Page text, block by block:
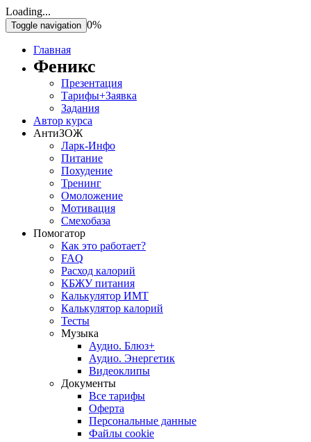
Loading...
Toggle navigation 0%
Главная
Феникс
Презентация
Тарифы+Заявка
Задания
Автор курса
АнтиЗОЖ
Ларк-Инфо
Питание
Похудение
Тренинг
Омоложение
Мотивация
Смехобаза
Помогатор
Как это работает?
FAQ
Расход калорий
КБЖУ питания
Калькулятор ИМТ
Калькулятор калорий
Тесты
Музыка
Аудио. Блюз+
Аудио. Энергетик
Видеоклипы
Документы
Все тарифы
Оферта
Персональные данные
Файлы cookie